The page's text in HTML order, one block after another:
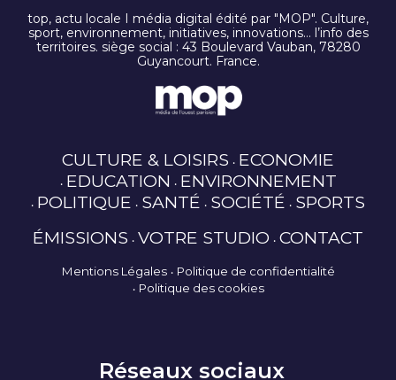
top, actu locale I média digital édité par "MOP". Culture,
sport, environnement, initiatives, innovations… l’info des
territoires. siège social : 43 Boulevard Vauban, 78280
Guyancourt. France.
CULTURE & LOISIRS ECONOMIE
EDUCATION ENVIRONNEMENT
POLITIQUE SANTÉ SOCIÉTÉ SPORTS
ÉMISSIONS VOTRE STUDIO CONTACT
Mentions Légales
Politique de confidentialité
Politique des cookies
Réseaux sociaux